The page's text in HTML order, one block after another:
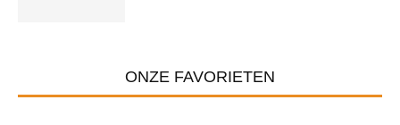
ONZE FAVORIETEN